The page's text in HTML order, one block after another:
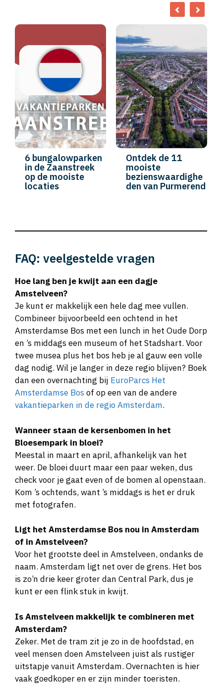
6 bungalowparken
in de Zaanstreek
op de mooiste
locaties
Ontdek de 11
mooiste
bezienswaardighe
den van Purmerend
FAQ: veelgestelde vragen
Hoe lang ben je kwijt aan een dagje
Amstelveen?
Je kunt er makkelijk een hele dag mee vullen.
Combineer bijvoorbeeld een ochtend in het
Amsterdamse Bos met een lunch in het Oude Dorp
en ’s middags een museum of het Stadshart. Voor
twee musea plus het bos heb je al gauw een volle
dag nodig. Wil je langer in deze regio blijven? Boek
dan een overnachting bij EuroParcs Het
Amsterdamse Bos of op een van de andere
vakantieparken in de regio Amsterdam.
Wanneer staan de kersenbomen in het
Bloesempark in bloei?
Meestal in maart en april, afhankelijk van het
weer. De bloei duurt maar een paar weken, dus
check voor je gaat even of de bomen al openstaan.
Kom ’s ochtends, want ’s middags is het er druk
met fotografen.
Ligt het Amsterdamse Bos nou in Amsterdam
of in Amstelveen?
Voor het grootste deel in Amstelveen, ondanks de
naam. Amsterdam ligt net over de grens. Het bos
is zo’n drie keer groter dan Central Park, dus je
kunt er een flink stuk in kwijt.
Is Amstelveen makkelijk te combineren met
Amsterdam?
Zeker. Met de tram zit je zo in de hoofdstad, en
veel mensen doen Amstelveen juist als rustiger
uitstapje vanuit Amsterdam. Overnachten is hier
vaak goedkoper en er zijn minder toeristen.